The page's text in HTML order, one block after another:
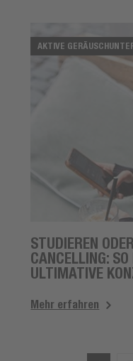
AKTIVE
STUDIEREN
CANCELLING:
ULTIMATIVE
Mehr erfahren